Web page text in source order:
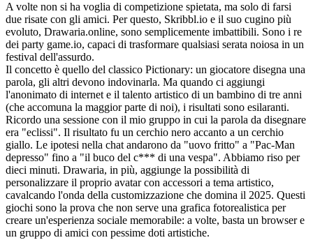
A volte non si ha voglia di competizione spietata, ma solo di farsi
due risate con gli amici. Per questo, Skribbl.io e il suo cugino più
evoluto, Drawaria.online, sono semplicemente imbattibili. Sono i re
dei party game.io, capaci di trasformare qualsiasi serata noiosa in un
festival dell'assurdo.
Il concetto è quello del classico Pictionary: un giocatore disegna una
parola, gli altri devono indovinarla. Ma quando ci aggiungi
l'anonimato di internet e il talento artistico di un bambino di tre anni
(che accomuna la maggior parte di noi), i risultati sono esilaranti.
Ricordo una sessione con il mio gruppo in cui la parola da disegnare
era "eclissi". Il risultato fu un cerchio nero accanto a un cerchio
giallo. Le ipotesi nella chat andarono da "uovo fritto" a "Pac-Man
depresso" fino a "il buco del c*** di una vespa". Abbiamo riso per
dieci minuti. Drawaria, in più, aggiunge la possibilità di
personalizzare il proprio avatar con accessori a tema artistico,
cavalcando l'onda della customizzazione che domina il 2025. Questi
giochi sono la prova che non serve una grafica fotorealistica per
creare un'esperienza sociale memorabile: a volte, basta un browser e
un gruppo di amici con pessime doti artistiche.